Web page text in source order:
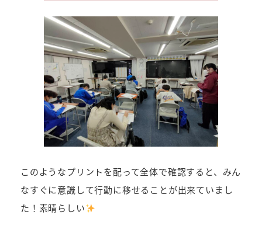
このようなプリントを配って全体で確認すると、みん
なすぐに意識して行動に移せることが出来ていまし
た！素晴らしい